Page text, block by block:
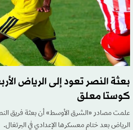
بعثة النصر تعود إلى الرياض
كوستا معلق
علمت مصادر «الشرق الأوسط» أن بعثة فريق
الرياض بعد ختام معسكرها الإعدادي في البرتغال.